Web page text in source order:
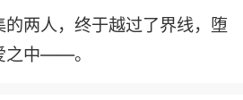
两人，终于越过了界线，堕
之中——。